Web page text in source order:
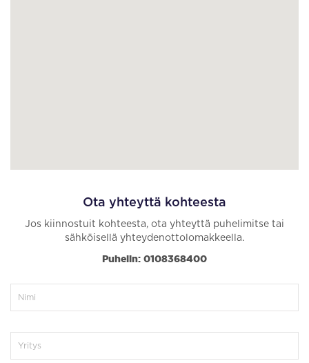
Ota yhteyttä kohteesta
Jos kiinnostuit kohteesta, ota yhteyttä puhelimitse tai
sähköisellä yhteydenottolomakkeella.
Puhelin: 0108368400